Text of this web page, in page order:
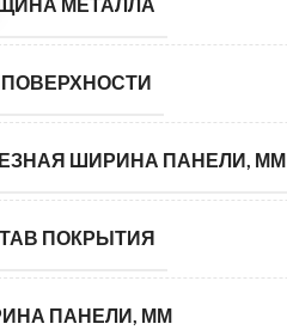
ШИРИНА ПАНЕЛИ, ММ
ПОКРЫТИЯ
ПАНЕЛИ, ММ